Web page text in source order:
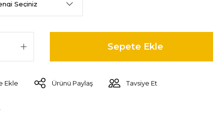
Sepete Ekle
Ürünü Paylaş Tavsiye Et